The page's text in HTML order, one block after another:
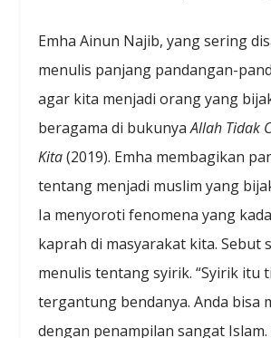
Emha Ainun Najib, yang sering
menulis panjang pandangan-
agar kita menjadi orang yang
beragama di bukunyaAllah Tidak
Kita(2019). Emha membagikan
tentang menjadi muslim yang
Ia menyoroti fenomena yang
kaprah di masyarakat kita. Sebut
menulis tentang syirik. “Syirik itu
tergantung bendanya. Anda bisa
dengan penampilan sangat Islam.